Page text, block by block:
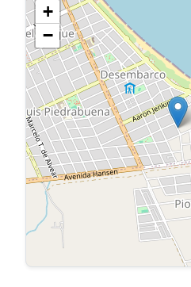
+
−